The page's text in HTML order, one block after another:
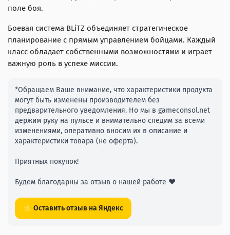
поле боя.
Боевая система BLiTZ объединяет стратегическое
планирование с прямым управлением бойцами. Каждый
класс обладает собственными возможностями и играет
важную роль в успехе миссии.
*Обращаем Ваше внимание, что характеристики продукта
могут быть изменены производителем без
предварительного уведомления. Но мы в gameconsol.net
держим руку на пульсе и внимательно следим за всеми
изменениями, оперативно вносим их в описание и
характеристики товара (не оферта).
Приятных покупок!
Будем благодарны за отзыв о нашей работе ❤️
⭐ Оставить отзыв на Яндекс